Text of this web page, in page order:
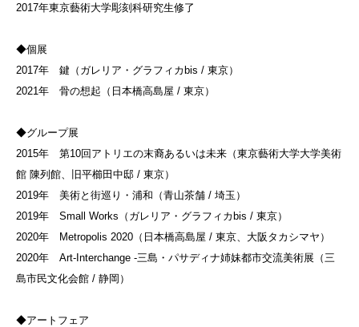
2017年東京藝術大学彫刻科研究生修了
◆個展
2017年 鍵（ガレリア・グラフィカbis / 東京）
2021年 骨の想起（日本橋高島屋 / 東京）
◆グループ展
2015年 第10回アトリエの末裔あるいは未来（東京藝術大学大学美術
館 陳列館、旧平櫛田中邸 / 東京）
2019年 美術と街巡り・浦和（青山茶舗 / 埼玉）
2019年 Small Works（ガレリア・グラフィカbis / 東京）
2020年 Metropolis 2020（日本橋高島屋 / 東京、大阪タカシマヤ）
2020年 Art-Interchange -三島・パサディナ姉妹都市交流美術展（三
島市民文化会館 / 静岡）
◆アートフェア